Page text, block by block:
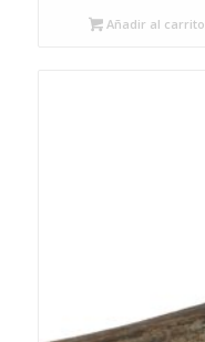
Añadir al carrito